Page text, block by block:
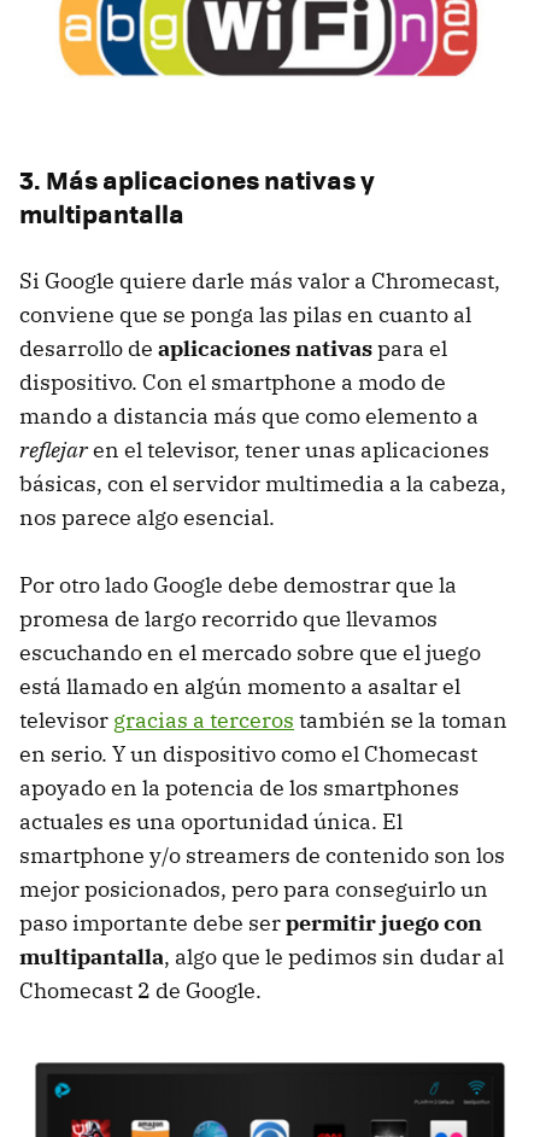
3. Más aplicaciones nativas y
multipantalla
Si Google quiere darle más valor a Chromecast,
conviene que se ponga las pilas en cuanto al
desarrollo de aplicaciones nativaspara el
dispositivo. Con el smartphone a modo de
mando a distancia más que como elemento a
reflejaren el televisor, tener unas aplicaciones
básicas, con el servidor multimedia a la cabeza,
nos parece algo esencial.
Por otro lado Google debe demostrar que la
promesa de largo recorrido que llevamos
escuchando en el mercado sobre que el juego
está llamado en algún momento a asaltar el
televisor gracias a terceros también se la toman
en serio. Y un dispositivo como el Chomecast
apoyado en la potencia de los smartphones
actuales es una oportunidad única. El
smartphone y/o streamers de contenido son los
mejor posicionados, pero para conseguirlo un
paso importante debe serpermitir juego con
multipantalla, algo que le pedimos sin dudar al
Chomecast 2 de Google.